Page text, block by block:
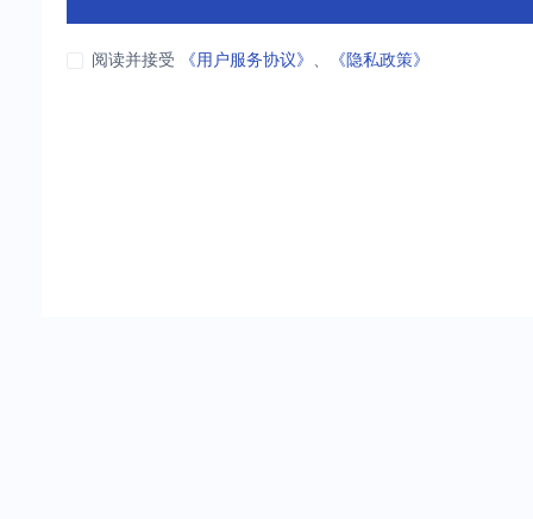
阅读并接受 《用户服务协议》 、 《隐私政策》